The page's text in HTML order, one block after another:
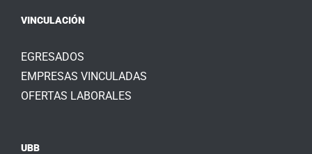
VINCULACIÓN
EGRESADOS
EMPRESAS VINCULADAS
OFERTAS LABORALES
UBB